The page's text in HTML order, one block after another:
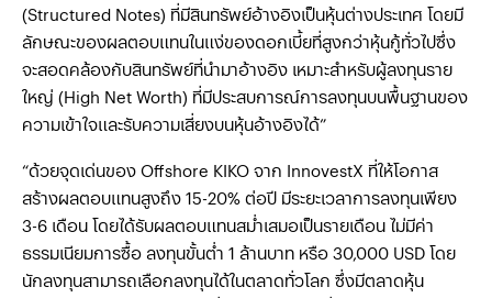
(Structured Notes) ที่มีสินทรัพย์อ้างอิงเป็นหุ้นต่างประเทศ โดยมี
ลักษณะของผลตอบแทนในแง่ของดอกเบี้ยที่สูงกว่าหุ้นกู้ทั่วไปซึ่ง
จะสอดคล้องกับสินทรัพย์ที่นำมาอ้างอิง เหมาะสำหรับผู้ลงทุนราย
ใหญ่ (High Net Worth) ที่มีประสบการณ์การลงทุนบนพื้นฐานของ
ความเข้าใจและรับความเสี่ยงบนหุ้นอ้างอิงได้”
“ด้วยจุดเด่นของ Offshore KIKO จาก InnovestX ที่ให้โอกาส
สร้างผลตอบแทนสูงถึง 15-20% ต่อปี มีระยะเวลาการลงทุนเพียง
3-6 เดือน โดยได้รับผลตอบแทนสม่ำเสมอเป็นรายเดือน ไม่มีค่า
ธรรมเนียมการซื้อ ลงทุนขั้นต่ำ 1 ล้านบาท หรือ 30,000 USD โดย
นักลงทุนสามารถเลือกลงทุนได้ในตลาดทั่วโลก ซึ่งมีตลาดหุ้น